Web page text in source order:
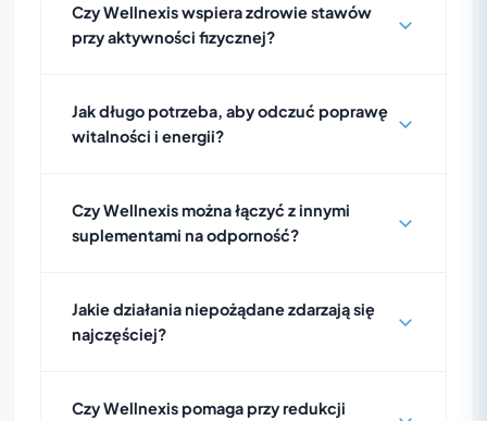
Czy Wellnexis wspiera zdrowie stawów
przy aktywności fizycznej?
Jak długo potrzeba, aby odczuć poprawę
witalności i energii?
Czy Wellnexis można łączyć z innymi
suplementami na odporność?
Jakie działania niepożądane zdarzają się
najczęściej?
Czy Wellnexis pomaga przy redukcji